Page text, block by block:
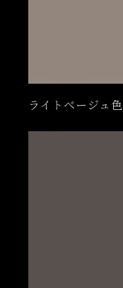
ライトベージュ色